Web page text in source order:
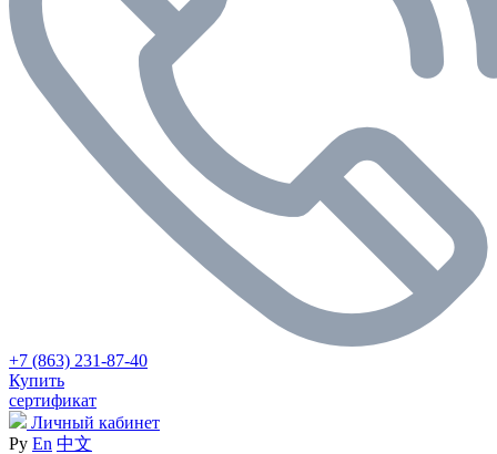
+7 (863) 231-87-40
Купить
сертификат
Личный кабинет
Ру En 中文